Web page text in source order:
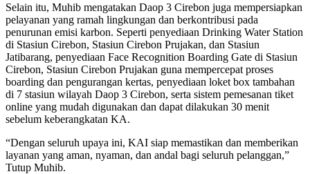
Selain itu, Muhib mengatakan Daop 3 Cirebon juga mempersiapkan
pelayanan yang ramah lingkungan dan berkontribusi pada
penurunan emisi karbon. Seperti penyediaan Drinking Water Station
di Stasiun Cirebon, Stasiun Cirebon Prujakan, dan Stasiun
Jatibarang, penyediaan Face Recognition Boarding Gate di Stasiun
Cirebon, Stasiun Cirebon Prujakan guna mempercepat proses
boarding dan pengurangan kertas, penyediaan loket box tambahan
di 7 stasiun wilayah Daop 3 Cirebon, serta sistem pemesanan tiket
online yang mudah digunakan dan dapat dilakukan 30 menit
sebelum keberangkatan KA.
“Dengan seluruh upaya ini, KAI siap memastikan dan memberikan
layanan yang aman, nyaman, dan andal bagi seluruh pelanggan,”
Tutup Muhib.